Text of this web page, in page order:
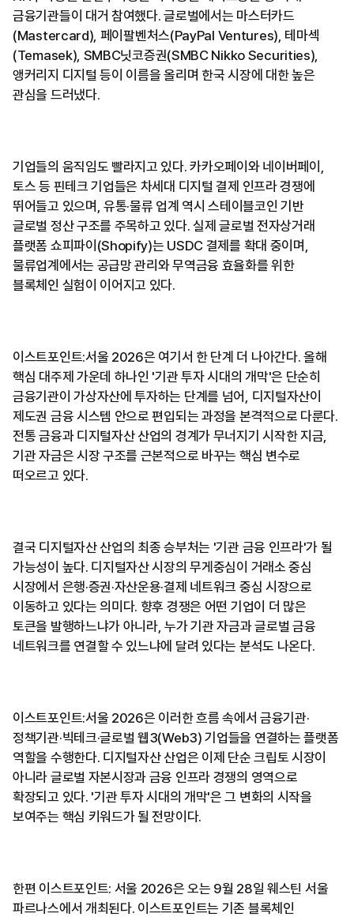
금융기관들이 대거 참여했다. 글로벌에서는 마스터카드
(Mastercard), 페이팔벤처스(PayPal Ventures), 테마섹
(Temasek), SMBC닛코증권(SMBC Nikko Securities),
앵커리지 디지털 등이 이름을 올리며 한국 시장에 대한 높은
관심을 드러냈다.
기업들의 움직임도 빨라지고 있다. 카카오페이와 네이버페이,
토스 등 핀테크 기업들은 차세대 디지털 결제 인프라 경쟁에
뛰어들고 있으며, 유통·물류 업계 역시 스테이블코인 기반
글로벌 정산 구조를 주목하고 있다. 실제 글로벌 전자상거래
플랫폼 쇼피파이(Shopify)는 USDC 결제를 확대 중이며,
물류업계에서는 공급망 관리와 무역금융 효율화를 위한
블록체인 실험이 이어지고 있다.
이스트포인트:서울 2026은 여기서 한 단계 더 나아간다. 올해
핵심 대주제 가운데 하나인 '기관 투자 시대의 개막'은 단순히
금융기관이 가상자산에 투자하는 단계를 넘어, 디지털자산이
제도권 금융 시스템 안으로 편입되는 과정을 본격적으로 다룬다.
전통 금융과 디지털자산 산업의 경계가 무너지기 시작한 지금,
기관 자금은 시장 구조를 근본적으로 바꾸는 핵심 변수로
떠오르고 있다.
결국 디지털자산 산업의 최종 승부처는 '기관 금융 인프라'가 될
가능성이 높다. 디지털자산 시장의 무게중심이 거래소 중심
시장에서 은행·증권·자산운용·결제 네트워크 중심 시장으로
이동하고 있다는 의미다. 향후 경쟁은 어떤 기업이 더 많은
토큰을 발행하느냐가 아니라, 누가 기관 자금과 글로벌 금융
네트워크를 연결할 수 있느냐에 달려 있다는 분석도 나온다.
이스트포인트:서울 2026은 이러한 흐름 속에서 금융기관·
정책기관·빅테크·글로벌 웹3(Web3) 기업들을 연결하는 플랫폼
역할을 수행한다. 디지털자산 산업은 이제 단순 크립토 시장이
아니라 글로벌 자본시장과 금융 인프라 경쟁의 영역으로
확장되고 있다. '기관 투자 시대의 개막'은 그 변화의 시작을
보여주는 핵심 키워드가 될 전망이다.
한편 이스트포인트: 서울 2026은 오는 9월 28일 웨스틴 서울
파르나스에서 개최된다. 이스트포인트는 기존 블록체인